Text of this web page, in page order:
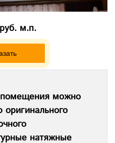
м.п.
можно
натяжные